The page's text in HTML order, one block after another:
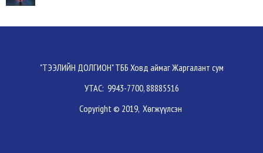
Хүндэтгэлийн барилдаанд 64 бөх оролцлоо Ховд аймаг-8/3/2026
Улсын цол, чимэг хүртсэн бөхчүүд, харваачдад хүндэтгэл үзүүлэв
"ТЭЭЛИЙН ДОЛГИОН" ТББ Ховд аймаг Жаргалант сум
УТАС: 9943-7700, 88885516
Copyright © 2019, Хөгжүүлсэн